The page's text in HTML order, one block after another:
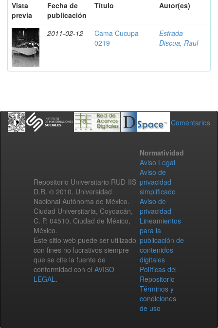
Vista
previa
Fecha de
publicación
Título Autor(es)
2011-02-12
Cama Cucupa
0219
Estrada
Discua, Raul
Comentarios
Repositorio Universitario RUD-IIS
D.R. © 2010. Universidad
Nacional Autónoma de México.
Ciudad Universitaria, Coyoacán,
C. P. 04510, Ciudad de México,
México.
Este sitio web puede ser utilizado
con fines no lucrativos siempre
que se cite la fuente de
conformidad con el AVISO
LEGAL.
Normatividad
Aviso Legal
Aviso de
privacidad
simplificado
Aviso de
privacidad
Lineamientos
para la
publicación de
contenidos
digitales
Políticas del
Repositorio
Términos y
condiciones
de uso